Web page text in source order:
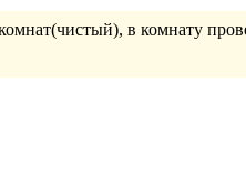
в комнату